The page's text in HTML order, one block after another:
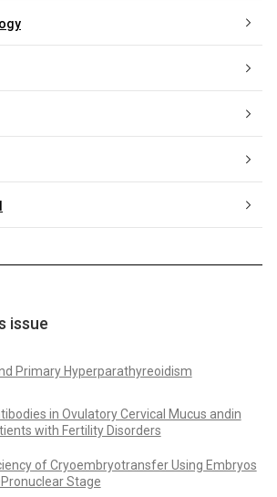
issue
Primary Hyperparathyreoidism
in Ovulatory Cervical Mucus andin
with Fertility Disorders
of Cryoembryotransfer Using Embryos
Stage